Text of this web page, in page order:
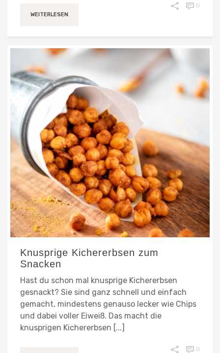
WEITERLESEN
0
Knusprige Kichererbsen zum
Snacken
Hast du schon mal knusprige Kichererbsen
gesnackt? Sie sind ganz schnell und einfach
gemacht, mindestens genauso lecker wie Chips
und dabei voller Eiweiß. Das macht die
knusprigen Kichererbsen [...]
0